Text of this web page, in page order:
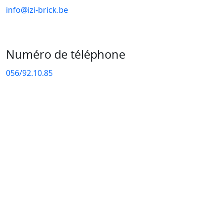
info@izi-brick.be
Numéro de téléphone
056/92.10.85